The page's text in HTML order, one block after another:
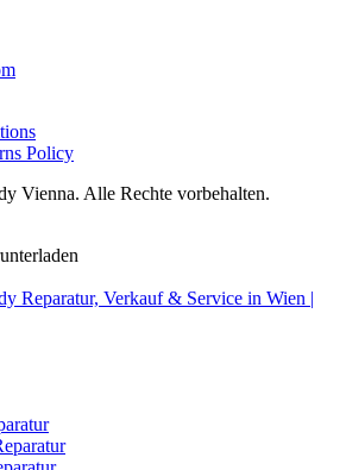
Policy
Vienna. Alle Rechte vorbehalten.